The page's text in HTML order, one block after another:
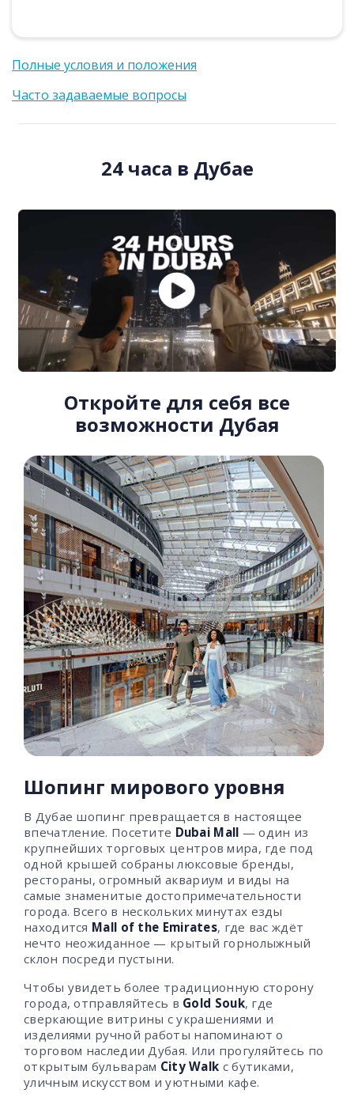
Полные условия и положения
Часто задаваемые вопросы
24 часа в Дубае
Откройте для себя все
возможности Дубая
Шопинг мирового уровня
В Дубае шопинг превращается в настоящее
впечатление. Посетите Dubai Mall — один из
крупнейших торговых центров мира, где под
одной крышей собраны люксовые бренды,
рестораны, огромный аквариум и виды на
самые знаменитые достопримечательности
города. Всего в нескольких минутах езды
находится Mall of the Emirates, где вас ждёт
нечто неожиданное — крытый горнолыжный
склон посреди пустыни.
Чтобы увидеть более традиционную сторону
города, отправляйтесь в Gold Souk, где
сверкающие витрины с украшениями и
изделиями ручной работы напоминают о
торговом наследии Дубая. Или прогуляйтесь по
открытым бульварам City Walk с бутиками,
уличным искусством и уютными кафе.